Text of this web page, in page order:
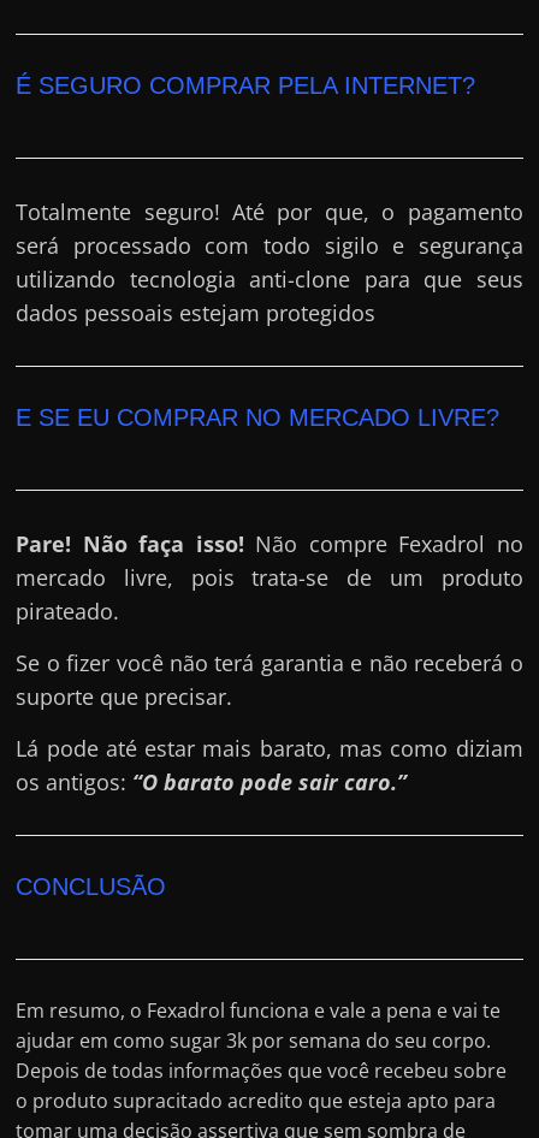
É SEGURO COMPRAR PELA INTERNET?
Totalmente seguro! Até por que, o pagamento
será processado com todo sigilo e segurança
utilizando tecnologia anti-clone para que seus
dados pessoais estejam protegidos
E SE EU COMPRAR NO MERCADO LIVRE?
Pare! Não faça isso! Não compre Fexadrol no
mercado livre, pois trata-se de um produto
pirateado.
Se o fizer você não terá garantia e não receberá o
suporte que precisar.
Lá pode até estar mais barato, mas como diziam
os antigos: “O barato pode sair caro.”
CONCLUSÃO
Em resumo, o Fexadrol funciona e vale a pena e vai te
ajudar em como sugar 3k por semana do seu corpo.
Depois de todas informações que você recebeu sobre
o produto supracitado acredito que esteja apto para
tomar uma decisão assertiva que sem sombra de